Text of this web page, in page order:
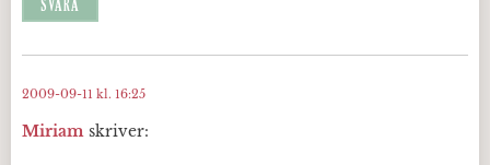
SVARA
Miriam skriver:
2009-09-11 kl. 16:25